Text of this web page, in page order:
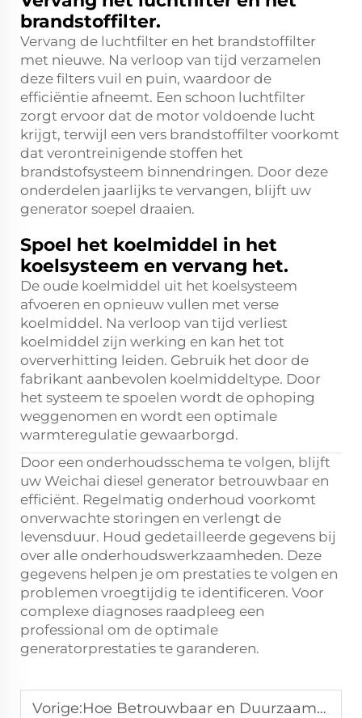
brandstoffilter.
Vervang de luchtfilter en het brandstoffilter
met nieuwe. Na verloop van tijd verzamelen
deze filters vuil en puin, waardoor de
efficiëntie afneemt. Een schoon luchtfilter
zorgt ervoor dat de motor voldoende lucht
krijgt, terwijl een vers brandstoffilter voorkomt
dat verontreinigende stoffen het
brandstofsysteem binnendringen. Door deze
onderdelen jaarlijks te vervangen, blijft uw
generator soepel draaien.
Spoel het koelmiddel in het
koelsysteem en vervang het.
De oude koelmiddel uit het koelsysteem
afvoeren en opnieuw vullen met verse
koelmiddel. Na verloop van tijd verliest
koelmiddel zijn werking en kan het tot
oververhitting leiden. Gebruik het door de
fabrikant aanbevolen koelmiddeltype. Door
het systeem te spoelen wordt de ophoping
weggenomen en wordt een optimale
warmteregulatie gewaarborgd.
Door een onderhoudsschema te volgen, blijft
uw Weichai diesel generator betrouwbaar en
efficiënt. Regelmatig onderhoud voorkomt
onverwachte storingen en verlengt de
levensduur. Houd gedetailleerde gegevens bij
over alle onderhoudswerkzaamheden. Deze
gegevens helpen je om prestaties te volgen en
problemen vroegtijdig te identificeren. Voor
complexe diagnoses raadpleeg een
professional om de optimale
generatorprestaties te garanderen.
Vorige:Hoe Betrouwbaar en Duurzaam Zijn Weichai Dieselgeneratoren?